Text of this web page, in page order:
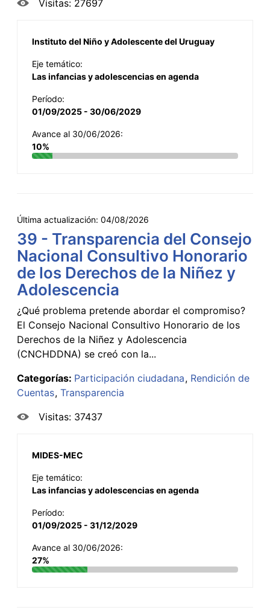
Visitas: 27697
Instituto del Niño y Adolescente del Uruguay
Eje temático:
Las infancias y adolescencias en agenda
Período:
01/09/2025 - 30/06/2029
Avance al 30/06/2026:
10%
Última actualización: 04/08/2026
39 - Transparencia del Consejo
Nacional Consultivo Honorario
de los Derechos de la Niñez y
Adolescencia
¿Qué problema pretende abordar el compromiso?
El Consejo Nacional Consultivo Honorario de los
Derechos de la Niñez y Adolescencia
(CNCHDDNA) se creó con la...
Categorías: Participación ciudadana Rendición de
Cuentas Transparencia
Visitas: 37437
MIDES-MEC
Eje temático:
Las infancias y adolescencias en agenda
Período:
01/09/2025 - 31/12/2029
Avance al 30/06/2026:
27%